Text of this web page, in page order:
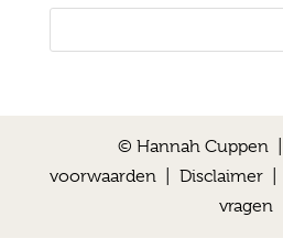
© Hannah Cuppen |
voorwaarden| Disclaimer|
vragen